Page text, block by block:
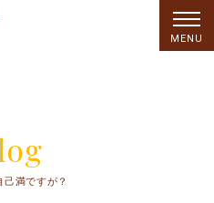
己満ですが？
MENU